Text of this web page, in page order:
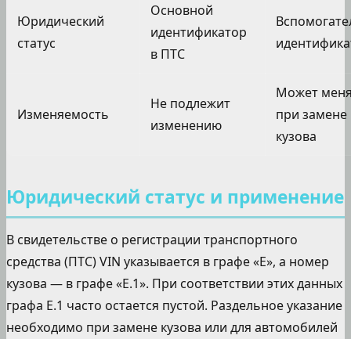
Юридический
статус
Основной
идентификатор
в ПТС
Изменяемость
Не подлежит
изменению
Может
при замене
кузова
Юридический статус и применение
В свидетельстве о регистрации транспортного
средства (ПТС) VIN указывается в графе «E», а номер
кузова — в графе «E.1». При соответствии этих данных
графа E.1 часто остается пустой. Раздельное указание
необходимо при замене кузова или для автомобилей